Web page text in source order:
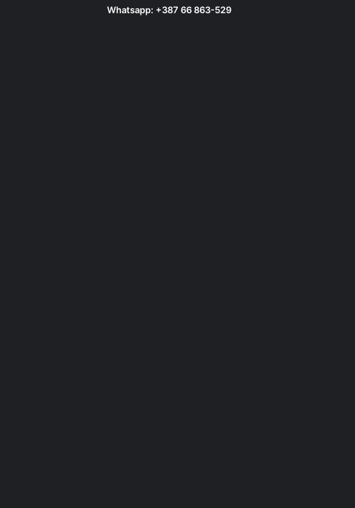
Whatsapp: +387 66 863-529